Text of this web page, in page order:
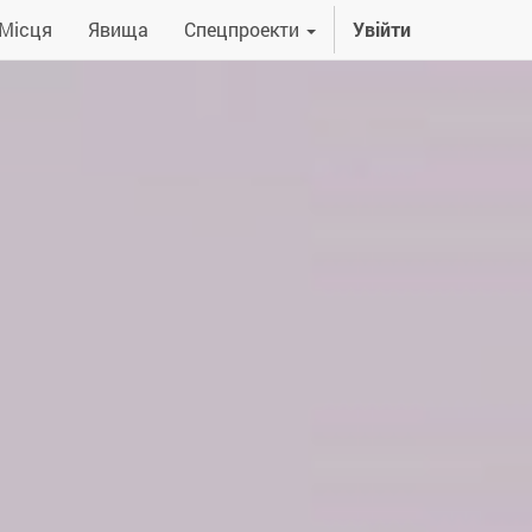
Явища Спецпроекти Увійти